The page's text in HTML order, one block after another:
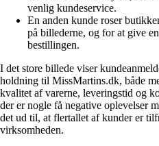
venlig kundeservice.
En anden kunde roser
på billederne, og for at give
bestillingen.
I det store billede viser
holdning til MissMartins.dk, både
kvalitet af varerne, leveringstid og
der er nogle få negative oplevelser
det ud til, at flertallet af kunder er
virksomheden.